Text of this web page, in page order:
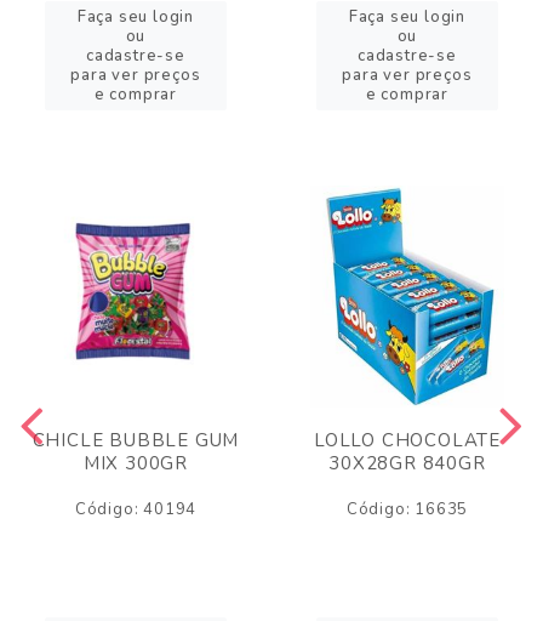
Faça seu login
ou
cadastre-se
para ver preços
e comprar
Faça seu login
ou
cadastre-se
para ver preços
e comprar
CHICLE BUBBLE GUM
MIX 300GR
Código: 40194
LOLLO CHOCOLATE
30X28GR 840GR
Código: 16635